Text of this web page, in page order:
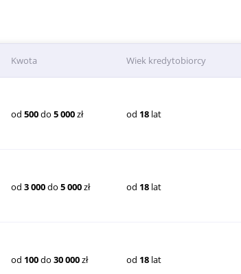
Kwota Wiek kredytobiorcy
od500do5 000zł od 18lat
od3 000do5 000zł od 18lat
od 100do30 000zł od 18lat